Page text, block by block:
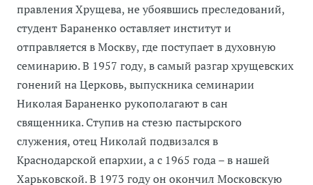
правления Хрущева, не убоявшись преследований,
студент Бараненко оставляет институт и
отправляется в Москву, где поступает в духовную
семинарию. В 1957 году, в самый разгар хрущевских
гонений на Церковь, выпускника семинарии
Николая Бараненко рукополагают в сан
священника. Ступив на стезю пастырского
служения, отец Николай подвизался в
Краснодарской епархии, а с 1965 года – в нашей
Харьковской. В 1973 году он окончил Московскую